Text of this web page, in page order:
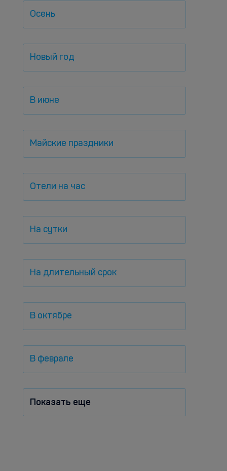
Осень
Новый год
В июне
Майские праздники
Отели на час
На сутки
На длительный срок
В октябре
В феврале
Показать еще